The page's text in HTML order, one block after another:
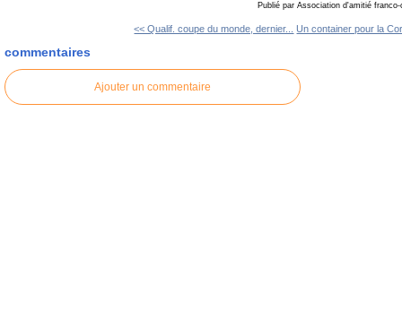
Publié par Association d'amitié franco-
<< Qualif. coupe du monde, dernier... Un container pour la
commentaires
Ajouter un commentaire